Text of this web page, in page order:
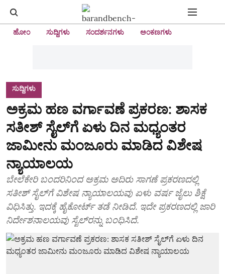
ಹೋಂ ಸುದ್ದಿಗಳು ಸಂದರ್ಶನಗಳು ಅಂಕಣಗಳು
ಸುದ್ದಿಗಳು
ಅಕ್ರಮ ಹಣ ವರ್ಗಾವಣೆ ಪ್ರಕರಣ: ಶಾಸಕ
ಸತೀಶ್ ಸೈಲ್‌ಗೆ ಏಳು ದಿನ ಮಧ್ಯಂತರ
ಜಾಮೀನು ಮಂಜೂರು ಮಾಡಿದ ವಿಶೇಷ
ನ್ಯಾಯಾಲಯ
ಬೇಲೆಕೇರಿ ಬಂದರಿನಿಂದ ಅಕ್ರಮ ಅದಿರು ಸಾಗಣೆ ಪ್ರಕರಣದಲ್ಲಿ
ಸತೀಶ್‌ ಸೈಲ್‌ಗೆ ವಿಶೇಷ ನ್ಯಾಯಾಲಯವು ಏಳು ವರ್ಷ ಜೈಲು ಶಿಕ್ಷೆ
ವಿಧಿಸಿತ್ತು. ಇದಕ್ಕೆ ಹೈಕೋರ್ಟ್‌ ತಡೆ ನೀಡಿದೆ. ಇದೇ ಪ್ರಕರಣದಲ್ಲಿ ಜಾರಿ
ನಿರ್ದೇಶನಾಲಯವು ಸೈಲ್‌ರನ್ನು ಬಂಧಿಸಿದೆ.